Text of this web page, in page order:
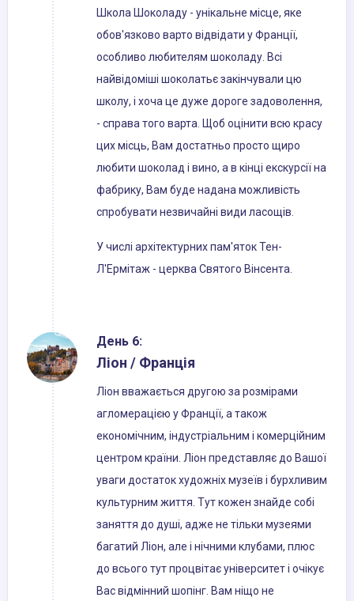
Школа Шоколаду - унікальне місце, яке
обов'язково варто відвідати у Франції,
особливо любителям шоколаду. Всі
найвідоміші шоколатьє закінчували цю
школу, і хоча це дуже дороге задоволення,
- справа того варта. Щоб оцінити всю красу
цих місць, Вам достатньо просто щиро
любити шоколад і вино, а в кінці екскурсії на
фабрику, Вам буде надана можливість
спробувати незвичайні види ласощів.
У числі архітектурних пам'яток Тен-
Л'Ермітаж - церква Святого Вінсента.
День 6:
Ліон / Франція
Ліон вважається другою за розмірами
агломерацією у Франції, а також
економічним, індустріальним і комерційним
центром країни. Ліон представляє до Вашої
уваги достаток художніх музеїв і бурхливим
культурним життя. Тут кожен знайде собі
заняття до душі, адже не тільки музеями
багатий Ліон, але і нічними клубами, плюс
до всього тут процвітає університет і очікує
Вас відмінний шопінг. Вам ніщо не